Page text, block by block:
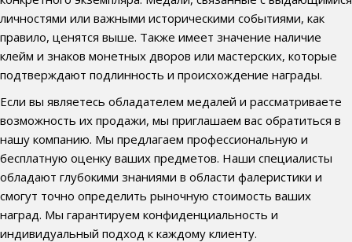
личностями или важными историческими событиями, как
правило, ценятся выше. Также имеет значение наличие
клейм и знаков монетных дворов или мастерских, которые
подтверждают подлинность и происхождение награды.
Если вы являетесь обладателем медалей и рассматриваете
возможность их продажи, мы приглашаем вас обратиться в
нашу компанию. Мы предлагаем профессиональную и
бесплатную оценку ваших предметов. Наши специалисты
обладают глубокими знаниями в области фалеристики и
смогут точно определить рыночную стоимость ваших
наград. Мы гарантируем конфиденциальность и
индивидуальный подход к каждому клиенту.